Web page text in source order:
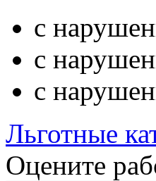
с
с
с
Льготные
Оцените